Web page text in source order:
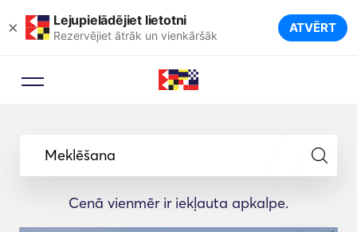
× Lejupielādējiet lietotni
Rezervējiet ātrāk un vienkāršāk ATVĒRT
Meklēšana
Cenā vienmēr ir iekļauta apkalpe.